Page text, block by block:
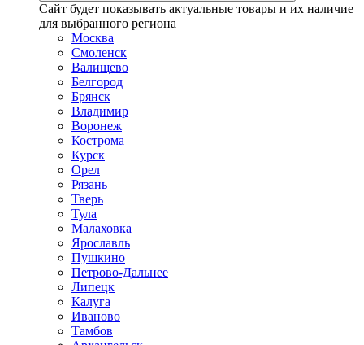
Сайт будет показывать актуальные товары и их наличие
для выбранного региона
Москва
Смоленск
Валищево
Белгород
Брянск
Владимир
Воронеж
Кострома
Курск
Орел
Рязань
Тверь
Тула
Малаховка
Ярославль
Пушкино
Петрово-Дальнее
Липецк
Калуга
Иваново
Тамбов